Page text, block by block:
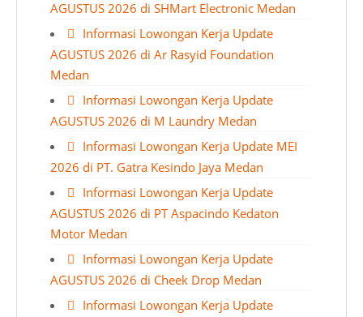
AGUSTUS 2026 di SHMart Electronic Medan
Informasi Lowongan Kerja Update
AGUSTUS 2026 di Ar Rasyid Foundation
Medan
Informasi Lowongan Kerja Update
AGUSTUS 2026 di M Laundry Medan
Informasi Lowongan Kerja Update MEI
2026 di PT. Gatra Kesindo Jaya Medan
Informasi Lowongan Kerja Update
AGUSTUS 2026 di PT Aspacindo Kedaton
Motor Medan
Informasi Lowongan Kerja Update
AGUSTUS 2026 di Cheek Drop Medan
Informasi Lowongan Kerja Update